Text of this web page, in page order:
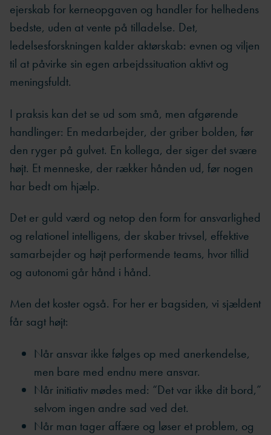
ejerskab for kerneopgaven og handler for helhedens
bedste, uden at vente på tilladelse. Det,
ledelsesforskningen kalder aktørskab: evnen og viljen
til at påvirke sin egen arbejdssituation aktivt og
meningsfuldt.
I praksis kan det se ud som små, men afgørende
handlinger: En medarbejder, der griber bolden, før
den ryger på gulvet. En kollega, der siger det svære
højt. Et menneske, der rækker hånden ud, før nogen
har bedt om hjælp.
Det er guld værd og netop den form for ansvarlighed
og relationel intelligens, der skaber trivsel, effektive
samarbejder og højt performende teams, hvor tillid
og autonomi går hånd i hånd.
Men det koster også. For her er bagsiden, vi sjældent
får sagt højt:
Når ansvar ikke følges op med anerkendelse,
men bare med endnu mere ansvar.
Når initiativ mødes med: “Det var ikke dit bord,”
selvom ingen andre sad ved det.
Når man tager affære og løser et problem, og